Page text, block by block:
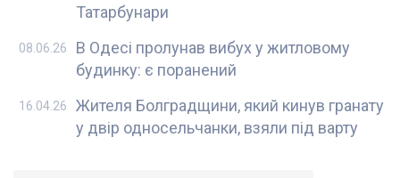
Татарбунари
В Одесі пролунав вибух у житловому
будинку: є поранений
08.06.26
Жителя Болградщини, який кинув гранату
у двір односельчанки, взяли під варту
16.04.26